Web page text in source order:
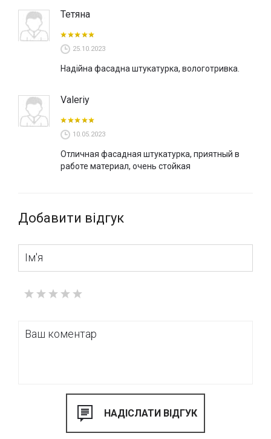
Тетяна
25.10.2023
Надійна фасадна штукатурка, вологотривка.
Valeriy
10.05.2023
Отличная фасадная штукатурка, приятный в
работе материал, очень стойкая
Добавити відгук